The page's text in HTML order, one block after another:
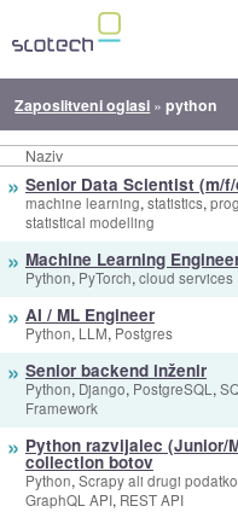
Zaposlitveni oglasi »python
Naziv
» Senior Data Scientist (m/f/
machine learning, statistics,
statistical modelling
» Machine Learning
Python, PyTorch, cloud services
» AI / ML Engineer
Python, LLM, Postgres
» Senior backend inženir
Python, Django, PostgreSQL,
Framework
» Python razvijalec (Junior/
collection botov
Python, Scrapy ali drugi
GraphQL API, REST API